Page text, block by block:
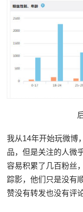
我从14年开始玩微博
品，但是关注的人微
容易积累了几百粉丝
踪影，他们只是没有
赞没有转发也没有评